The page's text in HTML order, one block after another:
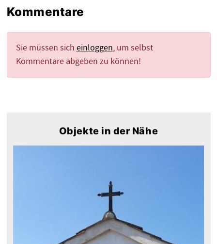
Kommentare
Sie müssen sich einloggen, um selbst
Kommentare abgeben zu können!
Objekte in der Nähe